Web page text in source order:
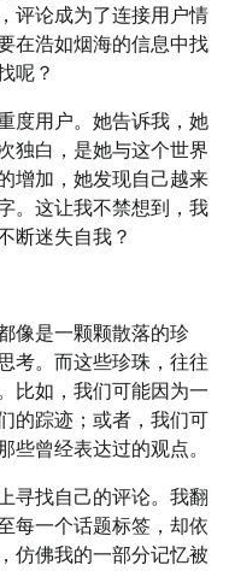
评论成为了连接用户情
在浩如烟海的信息中找
呢？
度用户。她告诉我，她
独白，是她与这个世界
增加，她发现自己越来
。这让我不禁想到，我
断迷失自我？
像是一颗颗散落的珍
考。而这些珍珠，往往
比如，我们可能因为一
的踪迹；或者，我们可
些曾经表达过的观点。
寻找自己的评论。我翻
每一个话题标签，却依
仿佛我的一部分记忆被